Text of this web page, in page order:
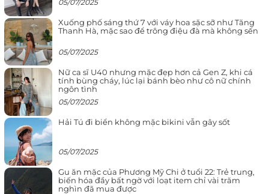
05/07/2025
Xuống phố sáng thứ 7 với váy hoa sặc sỡ như Tăng
Thanh Hà, mặc sao để trông điệu đà mà không sến
05/07/2025
Nữ ca sĩ U40 nhưng mặc đẹp hơn cả Gen Z, khi cá
tính bùng cháy, lúc lại bánh bèo như cô nữ chính
ngôn tình
05/07/2025
Hải Tú đi biển không mặc bikini vẫn gây sốt
05/07/2025
Gu ăn mặc của Phương Mỹ Chi ở tuổi 22: Trẻ trung,
biến hóa đầy bất ngờ với loạt item chỉ vài trăm
nghìn đã mua được